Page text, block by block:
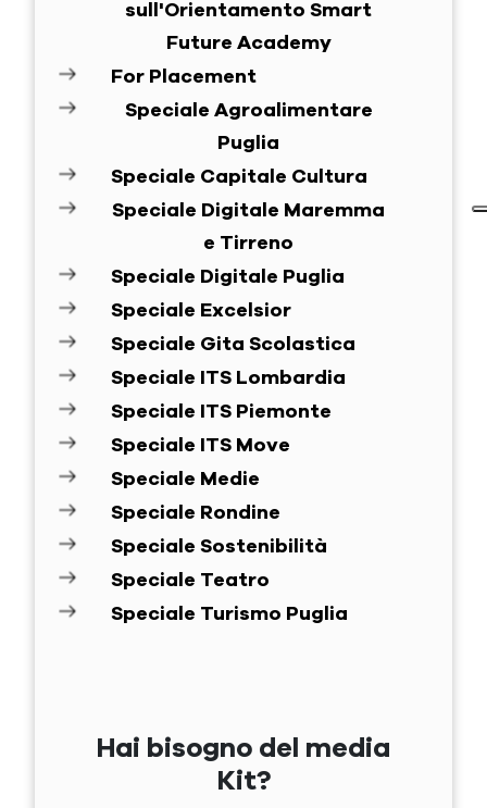
sull'Orientamento Smart
Future Academy
For Placement
Speciale Agroalimentare
Puglia
Speciale Capitale Cultura
Speciale Digitale Maremma
e Tirreno
Speciale Digitale Puglia
Speciale Excelsior
Speciale Gita Scolastica
Speciale ITS Lombardia
Speciale ITS Piemonte
Speciale ITS Move
Speciale Medie
Speciale Rondine
Speciale Sostenibilità
Speciale Teatro
Speciale Turismo Puglia
Hai bisogno del media
Kit?